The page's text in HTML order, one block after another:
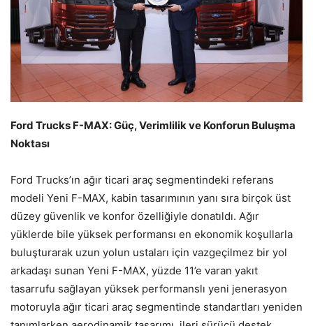
Ford Trucks F-MAX: Güç, Verimlilik ve Konforun Buluşma
Noktası
Ford Trucks’ın ağır ticari araç segmentindeki referans
modeli Yeni F-MAX, kabin tasarımının yanı sıra birçok üst
düzey güvenlik ve konfor özelliğiyle donatıldı. Ağır
yüklerde bile yüksek performansı en ekonomik koşullarla
buluşturarak uzun yolun ustaları için vazgeçilmez bir yol
arkadaşı sunan Yeni F-MAX, yüzde 11’e varan yakıt
tasarrufu sağlayan yüksek performanslı yeni jenerasyon
motoruyla ağır ticari araç segmentinde standartları yeniden